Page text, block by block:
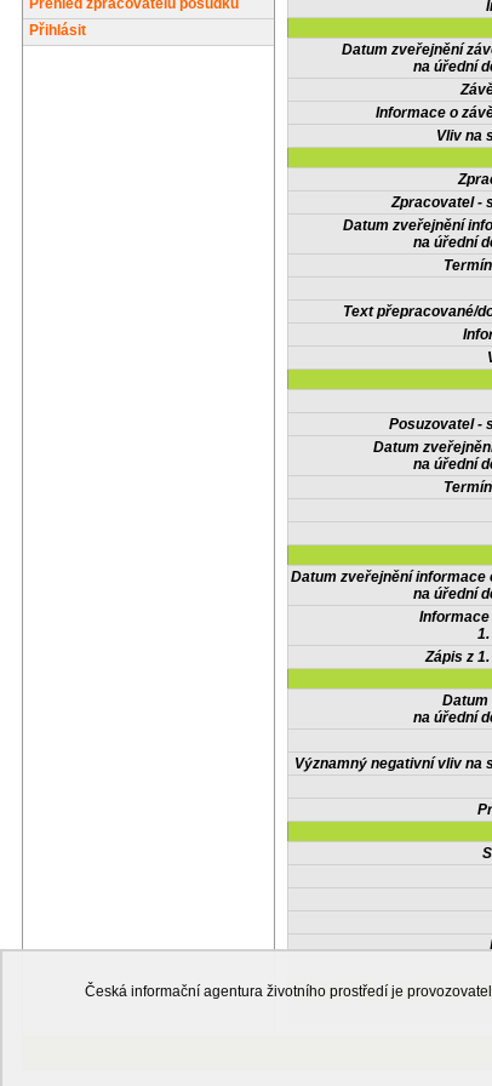
Přehled zpracovatelů posudků
Přihlásit
Datum zveřejnění
na úřední
Informace o
Vliv na
Zpracovatel -
Datum zveřejnění
na úřední
Text přepracované/
Posuzovatel -
Datum
na úřední
Datum zveřejnění informace
na úřední
Zápis z
na úřední
Významný negativní vliv na
Česká informační agentura životního prostředí je